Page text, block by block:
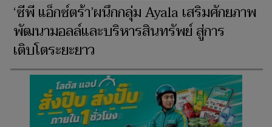
‘ซีพี แอ็กซ์ตร้า’ผนึกกลุ่ม Ayala เสริมศักยภาพ
พัฒนามอลล์และบริหารสินทรัพย์ สู่การ
เติบโตระยะยาว